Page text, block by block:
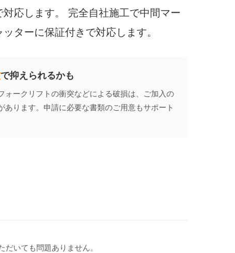
応します。 完全自社施工で中間マー
ターに保証付きで対応します。
で抑えられるかも
ォークリフトの衝突などによる破損は、ご加入の
あります。申請に必要な書類のご用意もサポート
いても問題ありません。